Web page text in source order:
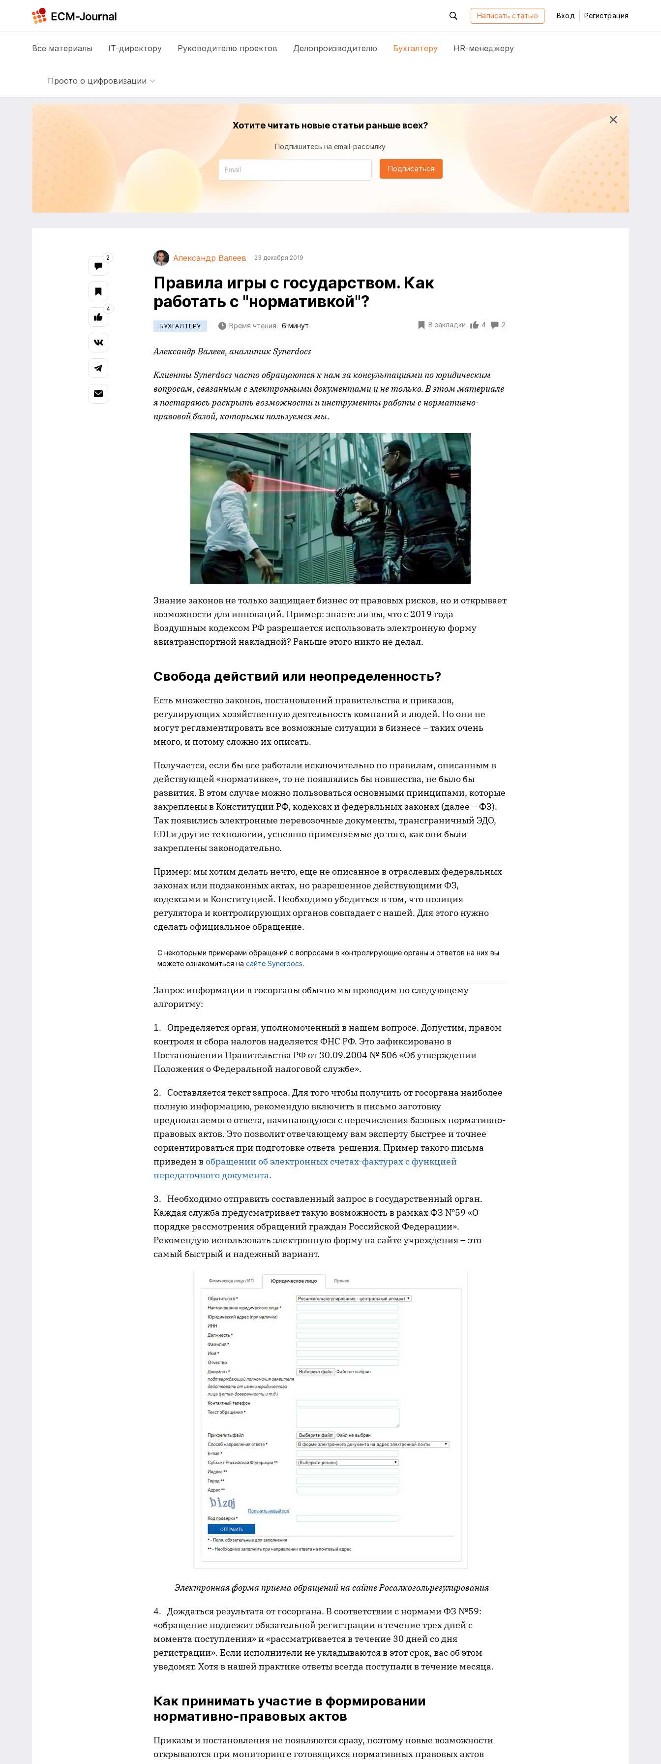
Написать статью Вход Регистрация
Все материалы IT-директору Руководителю проектов Делопроизводителю Бухгалтеру HR-менеджеру
Просто о цифровизации
Хотите читать новые статьи раньше всех?
Подпишитесь на email-рассылку
Подписаться
Александр Валеев 23 декабря 2019
Правила игры с государством. Как
работать с "нормативкой"?
БУХГАЛТЕРУ Время чтения: 6 минут В закладки 4 2
Александр Валеев, аналитикSynerdocs
КлиентыSynerdocs часто обращаются к нам за консультациями по юридическим
вопросам, связанным с электронными документами и не только. В этом материале
я постараюсь раскрыть возможности и инструменты работы с нормативно-
правовой базой, которыми пользуемся мы.
Знание законов не только защищает бизнес от правовых рисков, но и открывает
возможности для инноваций. Пример: знаете ли вы, что с 2019 года
Воздушным кодексом РФ разрешается использовать электронную форму
авиатранспортной накладной? Раньше этого никто не делал.
Свобода действий или неопределенность?
Есть множество законов, постановлений правительства и приказов,
регулирующих хозяйственную деятельность компаний и людей. Но они не
могут регламентировать все возможные ситуации в бизнесе – таких очень
много, и потому сложно их описать.
Получается, если бы все работали исключительно по правилам, описанным в
действующей «нормативке», то не появлялись бы новшества, не было бы
развития. В этом случае можно пользоваться основными принципами, которые
закреплены в Конституции РФ, кодексах и федеральных законах (далее – ФЗ).
Так появились электронные перевозочные документы, трансграничный ЭДО,
EDI и другие технологии, успешно применяемые до того, как они были
закреплены законодательно.
Пример: мы хотим делать нечто, еще не описанное в отраслевых федеральных
законах или подзаконных актах, но разрешенное действующими ФЗ,
кодексами и Конституцией. Необходимо убедиться в том, что позиция
регулятора и контролирующих органов совпадает с нашей. Для этого нужно
сделать официальное обращение.
С некоторыми примерами обращений с вопросами в контролирующие органы и ответов на них вы
можете ознакомиться на сайте Synerdocs.
Запрос информации в госорганы обычно мы проводим по следующему
алгоритму:
1. Определяется орган, уполномоченный в нашем вопросе. Допустим, правом
контроля и сбора налогов наделяется ФНС РФ. Это зафиксировано в
Постановлении Правительства РФ от 30.09.2004 № 506 «Об утверждении
Положения о Федеральной налоговой службе».
2. Составляется текст запроса. Для того чтобы получить от госоргана наиболее
полную информацию, рекомендую включить в письмо заготовку
предполагаемого ответа, начинающуюся с перечисления базовых нормативно-
правовых актов. Это позволит отвечающему вам эксперту быстрее и точнее
сориентироваться при подготовке ответа-решения. Пример такого письма
приведен в обращении об электронных счетах-фактурах с функцией
передаточного документа.
3. Необходимо отправить составленный запрос в государственный орган.
Каждая служба предусматривает такую возможность в рамках ФЗ №59 «О
порядке рассмотрения обращений граждан Российской Федерации».
Рекомендую использовать электронную форму на сайте учреждения – это
самый быстрый и надежный вариант.
Электронная форма приема обращений на сайте Росалкогольрегулирования
4. Дождаться результата от госоргана. В соответствии с нормами ФЗ №59:
«обращение подлежит обязательной регистрации в течение трех дней с
момента поступления» и «рассматривается в течение 30 дней со дня
регистрации». Если исполнители не укладываются в этот срок, вас об этом
уведомят. Хотя в нашей практике ответы всегда поступали в течение месяца.
Как принимать участие в формировании
нормативно-правовых актов
Приказы и постановления не появляются сразу, поэтому новые возможности
открываются при мониторинге готовящихся нормативных правовых актов
2
4